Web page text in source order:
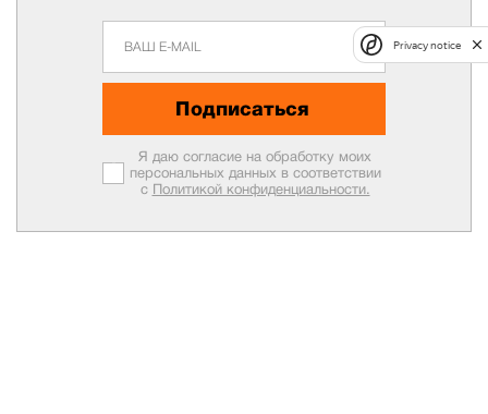
Подписаться
Я даю согласие на обработку моих
персональных данных в соответствии
с Политикой конфиденциальности.
Privacy notice